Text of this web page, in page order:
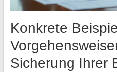
Konkrete
Sicherung Ihrer